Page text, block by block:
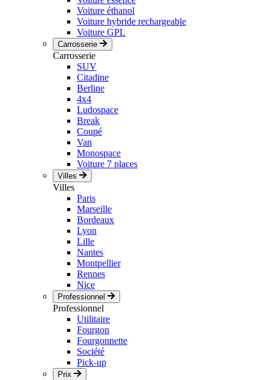
Voiture éthanol
Voiture hybride rechargeable
Voiture GPL
Carrosserie
Carrosserie
SUV
Citadine
Berline
4x4
Ludospace
Break
Coupé
Van
Monospace
Voiture 7 places
Villes
Villes
Paris
Marseille
Bordeaux
Lyon
Lille
Nantes
Montpellier
Rennes
Nice
Professionnel
Professionnel
Utilitaire
Fourgon
Fourgonnette
Société
Pick-up
Prix